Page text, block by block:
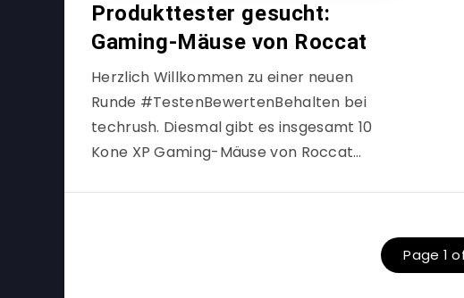
Produkttester gesucht:
Gaming-Mäuse von Roccat
Herzlich Willkommen zu einer neuen
Runde #TestenBewertenBehalten bei
techrush. Diesmal gibt es insgesamt 10
Kone XP Gaming-Mäuse von Roccat…
Page 1